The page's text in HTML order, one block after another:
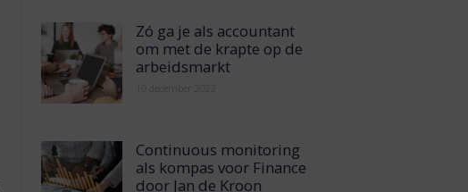
Zó ga je als accountant
om met de krapte op de
arbeidsmarkt
19 december 2022
Continuous monitoring
als kompas voor Finance
door Jan de Kroon